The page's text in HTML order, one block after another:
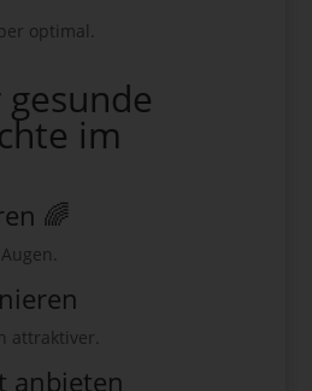
optimal.
im
🌈
attraktiver.
anbieten